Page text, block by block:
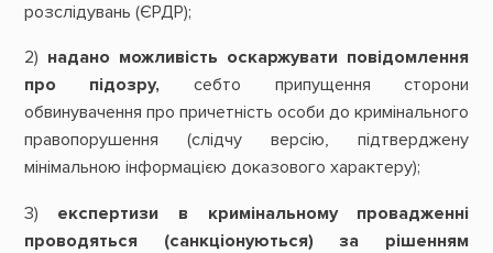
розслідувань (ЄРДР);
2) надано можливість оскаржувати повідомлення
про підозру, себто припущення сторони
обвинувачення про причетність особи до кримінального
правопорушення (слідчу версію, підтверджену
мінімальною інформацією доказового характеру);
3) експертизи в кримінальному провадженні
проводяться (санкціонуються) за рішенням